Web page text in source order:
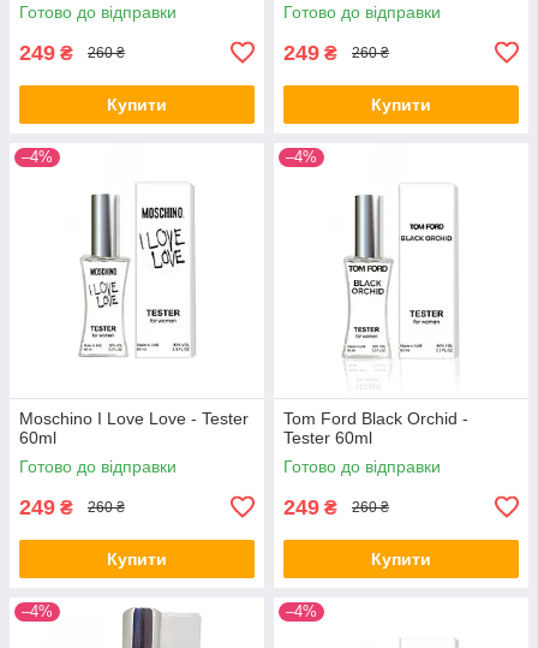
Готово до відправки
249 ₴ 260 ₴
Купити
Готово до відправки
249 ₴ 260 ₴
Купити
–4%
Moschino I Love Love - Tester
60ml
Готово до відправки
249 ₴ 260 ₴
Купити
–4%
Tom Ford Black Orchid -
Tester 60ml
Готово до відправки
249 ₴ 260 ₴
Купити
–4% –4%